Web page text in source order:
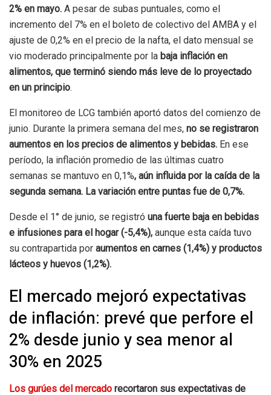
2% en mayo. A pesar de subas puntuales, como el
incremento del 7% en el boleto de colectivo del AMBA y el
ajuste de 0,2% en el precio de la nafta, el dato mensual se
vio moderado principalmente por la baja inflación en
alimentos, que terminó siendo más leve de lo proyectado
en un principio.
El monitoreo de LCG también aportó datos del comienzo de
junio. Durante la primera semana del mes, no se registraron
aumentos en los precios de alimentos y bebidas. En ese
período, la inflación promedio de las últimas cuatro
semanas se mantuvo en 0,1%, aún influida por la caída de la
segunda semana. La variación entre puntas fue de 0,7%.
Desde el 1° de junio, se registró una fuerte baja en bebidas
e infusiones para el hogar (-5,4%), aunque esta caída tuvo
su contrapartida por aumentos en carnes (1,4%) y productos
lácteos y huevos (1,2%).
El mercado mejoró expectativas
de inflación: prevé que perfore el
2% desde junio y sea menor al
30% en 2025
Los gurúes del mercado recortaron sus expectativas de